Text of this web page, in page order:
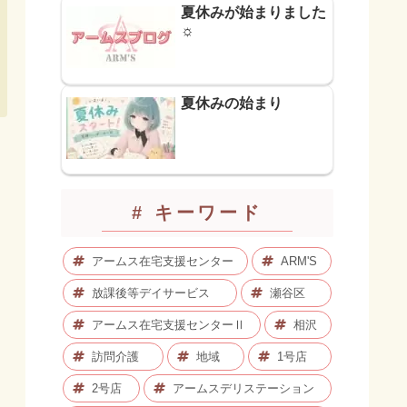
夏休みが始まりました
☼
夏休みの始まり
# キーワード
アームス在宅支援センター ARM'S
放課後等デイサービス 瀬谷区
アームス在宅支援センターⅡ 相沢
訪問介護 地域 1号店
2号店 アームスデリステーション